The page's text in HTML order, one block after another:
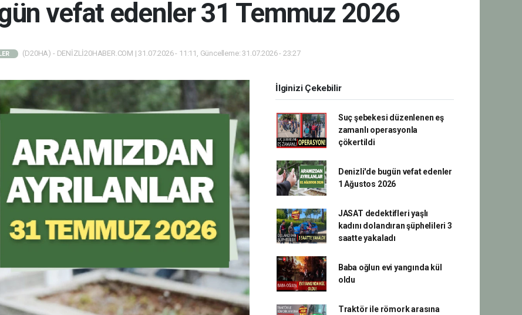
vefat edenler 31 Temmuz 2026
(D20HA) - DENİZLİ20HABER.COM | 31.07.2026 - 11:11, Güncelleme: 31.07.2026 - 23:27
İlginizi Çekebilir
Suç şebekesi düzenlenen eş
zamanlı operasyonla
çökertildi
Denizli'de bugün vefat edenler
1 Ağustos 2026
JASAT dedektifleri yaşlı
kadını dolandıran şüphelileri 3
saatte yakaladı
Baba oğlun evi yangında kül
oldu
Traktör ile römork arasına